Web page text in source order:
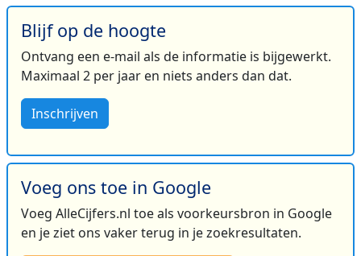
Blijf op de hoogte
Ontvang een e-mail als de informatie is bijgewerkt.
Maximaal 2 per jaar en niets anders dan dat.
Inschrijven
Voeg ons toe in Google
Voeg AlleCijfers.nl toe als voorkeursbron in Google
en je ziet ons vaker terug in je zoekresultaten.